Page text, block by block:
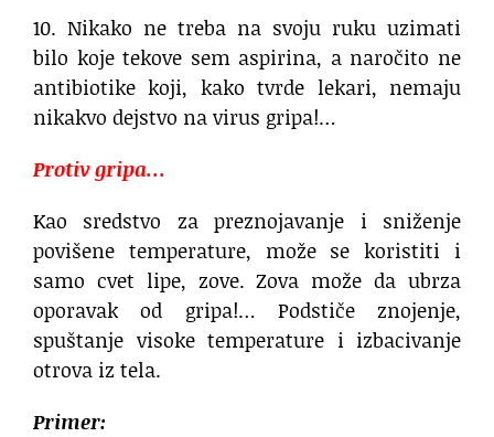
10. Nikako ne treba na svoju ruku uzimati
bilo koje tekove sem aspirina, a naročito ne
antibiotike koji, kako tvrde lekari, nemaju
nikakvo dejstvo na virus gripa!…
Protiv gripa…
Kao sredstvo za preznojavanje i sniženje
povišene temperature, može se koristiti i
samo cvet lipe, zove. Zova može da ubrza
oporavak od gripa!… Podstiče znojenje,
spuštanje visoke temperature i izbacivanje
otrova iz tela.
Primer: